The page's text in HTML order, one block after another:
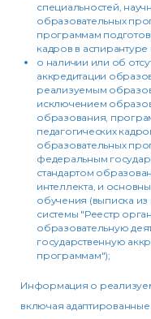
специальностей,
образовательных
программам
кадров в аспирантуре
о наличии или об
аккредитации
реализуемым
исключением
образования,
педагогических
образовательных
федеральным
стандартом
интеллекта, и
обучения (выписка
системы "Реестр
образовательную
государственную
программам");
Информация о
включая